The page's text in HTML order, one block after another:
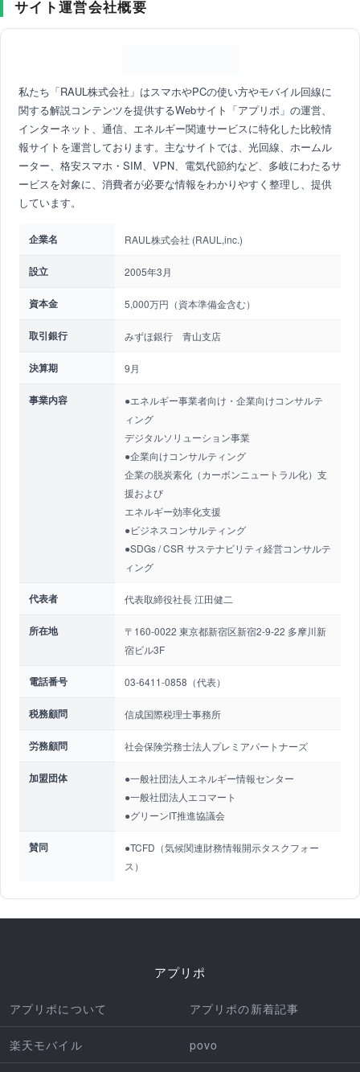
サイト運営会社概要
私たち「RAUL株式会社」はスマホやPCの使い方やモバイル回線に
関する解説コンテンツを提供するWebサイト「アプリポ」の運営、
インターネット、通信、エネルギー関連サービスに特化した比較情
報サイトを運営しております。主なサイトでは、光回線、ホームル
ーター、格安スマホ・SIM、VPN、電気代節約など、多岐にわたるサ
ービスを対象に、消費者が必要な情報をわかりやすく整理し、提供
しています。
企業名 RAUL株式会社 (RAUL,inc.)
設立 2005年3月
資本金 5,000万円（資本準備金含む）
取引銀行 みずほ銀行 青山支店
決算期 9月
事業内容
●エネルギー事業者向け・企業向けコンサルテ
ィング
デジタルソリューション事業
●企業向けコンサルティング
企業の脱炭素化（カーボンニュートラル化）支
援および
エネルギー効率化支援
●ビジネスコンサルティング
●SDGs / CSR サステナビリティ経営コンサルテ
ィング
代表者 代表取締役社長 江田健二
所在地
〒160-0022 東京都新宿区新宿2-9-22 多摩川新
宿ビル3F
電話番号 03-6411-0858（代表）
税務顧問 信成国際税理士事務所
労務顧問 社会保険労務士法人プレミアパートナーズ
加盟団体
●一般社団法人エネルギー情報センター
●一般社団法人エコマート
●グリーンIT推進協議会
賛同
●TCFD（気候関連財務情報開示タスクフォー
ス）
アプリポ
アプリポについて アプリポの新着記事
楽天モバイル povo